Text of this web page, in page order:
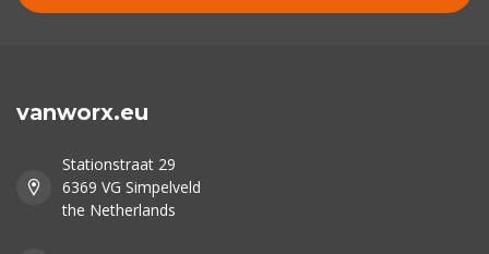
vanworx.eu
Stationstraat 29
6369 VG Simpelveld
the Netherlands